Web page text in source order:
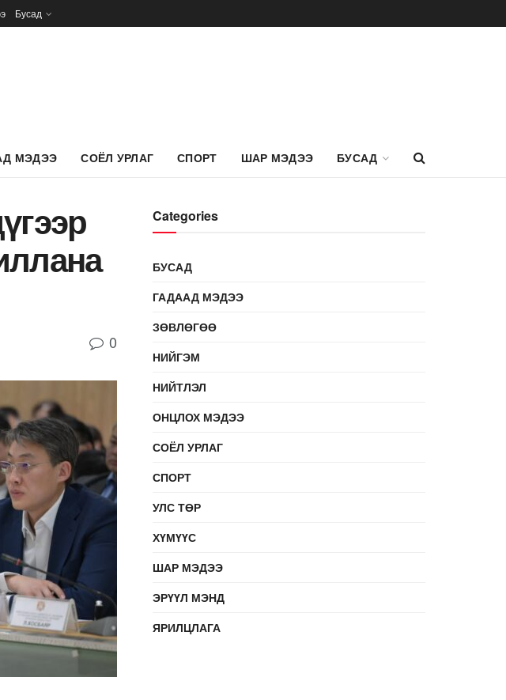
Бусад
МЭДЭЭ СОЁЛ УРЛАГ СПОРТ ШАР МЭДЭЭ БУСАД
0
Categories
БУСАД
ГАДААД МЭДЭЭ
ЗӨВЛӨГӨӨ
НИЙГЭМ
НИЙТЛЭЛ
ОНЦЛОХ МЭДЭЭ
СОЁЛ УРЛАГ
СПОРТ
УЛС ТӨР
ХҮМҮҮС
ШАР МЭДЭЭ
ЭРҮҮЛ МЭНД
ЯРИЛЦЛАГА